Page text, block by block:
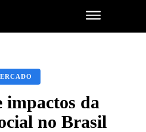
impactos da
no Brasil